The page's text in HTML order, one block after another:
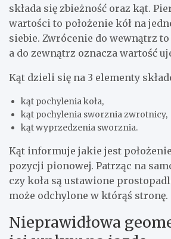
składa się zbieżność oraz kąt.
wartości to położenie kół na
siebie. Zwrócenie do wewnątrz
a do zewnątrz oznacza wartość
Kąt dzieli się na 3 elementy
kąt pochylenia koła,
kąt pochylenia sworznia zwrotnicy,
kąt wyprzedzenia sworznia.
Kąt informuje jakie jest
pozycji pionowej. Patrząc na
czy koła są ustawione
może odchylone w którąś stronę.
Nieprawidłowa